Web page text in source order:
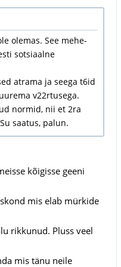
olemas. See mehe-
sotsiaalne
atrama ja seega t6id
v22rtusega.
normid, nii et 2ra
saatus, palun.
kõigisse geeni
mis elab mürkide
rikkunud. Pluss veel
mis tänu neile